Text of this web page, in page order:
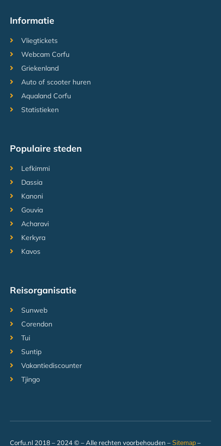
Informatie
Vliegtickets
Webcam Corfu
Griekenland
Auto of scooter huren
Aqualand Corfu
Statistieken
Populaire steden
Lefkimmi
Dassia
Kanoni
Gouvia
Acharavi
Kerkyra
Kavos
Reisorganisatie
Sunweb
Corendon
Tui
Suntip
Vakantiediscounter
Tjingo
Corfu.nl 2018 – 2024 © – Alle rechten voorbehouden – Sitemap –